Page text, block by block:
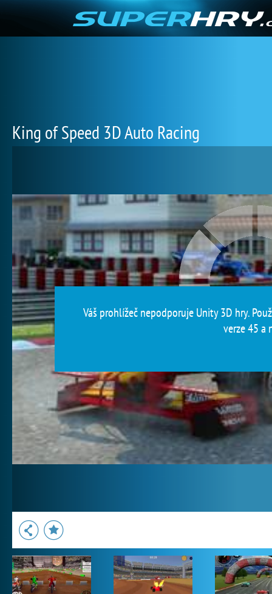
King of Speed 3D Auto Racing
Váš prohlížeč nepodporuje Unity 3D hry.
verze 45 a